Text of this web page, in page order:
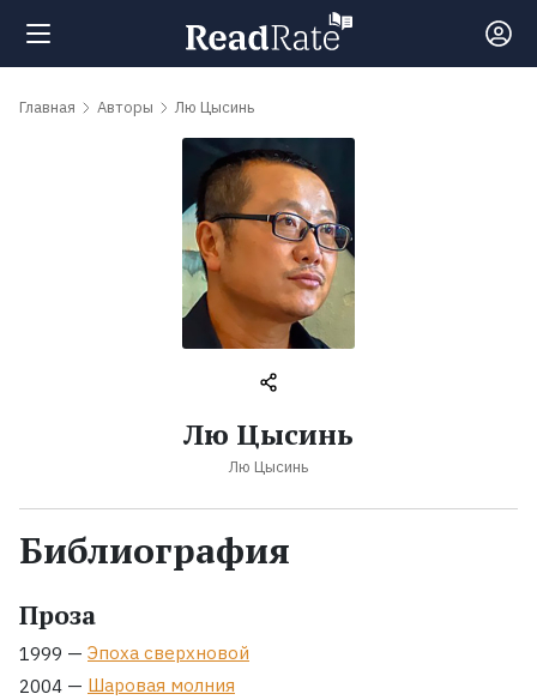
Поиск
Авторы
Серии
Главная Авторы Лю Цысинь
Лю Цысинь
Лю Цысинь
Библиография
Проза
1999 — Эпоха сверхновой
2004 — Шаровая молния